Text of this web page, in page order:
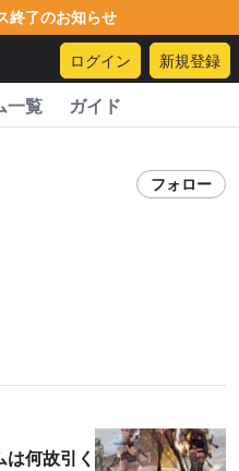
終了のお知らせ
ログイン 新規登録
一覧 ガイド
フォロー
は何故引く